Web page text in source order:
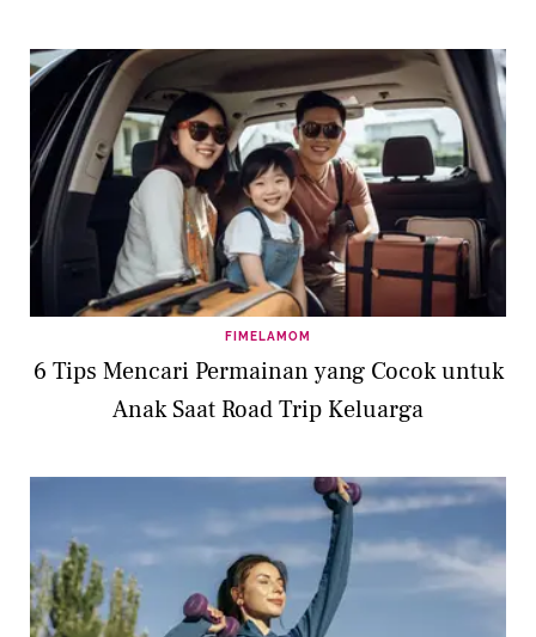
FIMELAMOM
6 Tips Mencari Permainan yang Cocok untuk
Anak Saat Road Trip Keluarga